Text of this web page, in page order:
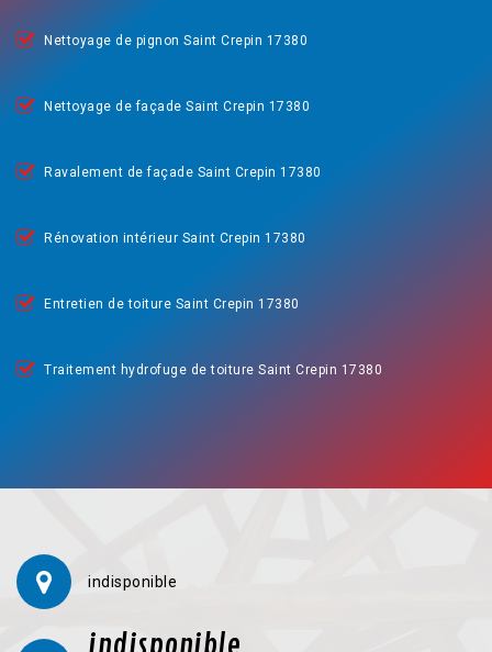
Nettoyage de pignon Saint Crepin 17380
Nettoyage de façade Saint Crepin 17380
Ravalement de façade Saint Crepin 17380
Rénovation intérieur Saint Crepin 17380
Entretien de toiture Saint Crepin 17380
Traitement hydrofuge de toiture Saint Crepin 17380
indisponible